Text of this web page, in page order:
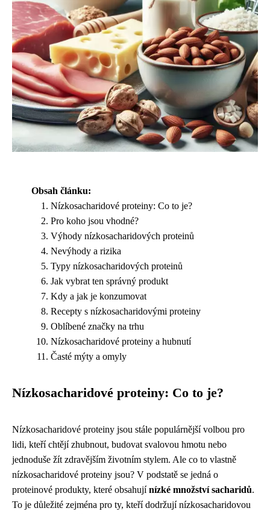
Obsah článku:
Nízkosacharidové proteiny: Co to je?
Pro koho jsou vhodné?
Výhody nízkosacharidových proteinů
Nevýhody a rizika
Typy nízkosacharidových proteinů
Jak vybrat ten správný produkt
Kdy a jak je konzumovat
Recepty s nízkosacharidovými proteiny
Oblíbené značky na trhu
Nízkosacharidové proteiny a hubnutí
Časté mýty a omyly
Nízkosacharidové proteiny: Co to je?
Nízkosacharidové proteiny jsou stále populárnější volbou pro
lidi, kteří chtějí zhubnout, budovat svalovou hmotu nebo
jednoduše žít zdravějším životním stylem. Ale co to vlastně
nízkosacharidové proteiny jsou? V podstatě se jedná o
proteinové produkty, které obsahujínízké množství sacharidů.
To je důležité zejména pro ty, kteří dodržují nízkosacharidovou